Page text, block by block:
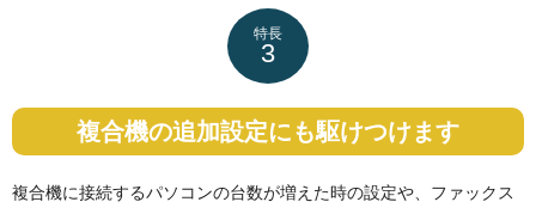
特長
3
複合機の追加設定にも駆けつけます
複合機に接続するパソコンの台数が増えた時の設定や、ファックス